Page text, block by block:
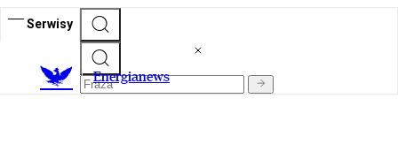
Serwisy
Energianews